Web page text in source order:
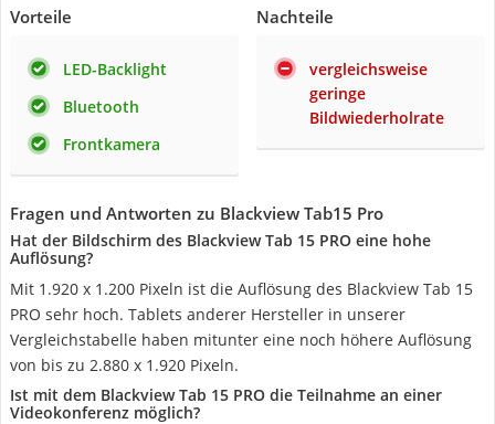
Vorteile
LED-Backlight
Bluetooth
Frontkamera
Nachteile
vergleichsweise
geringe
Bildwiederholrate
Fragen und Antworten zu Blackview Tab15 Pro
Hat der Bildschirm des Blackview Tab 15 PRO eine hohe
Auflösung?
Mit 1.920 x 1.200 Pixeln ist die Auflösung des Blackview Tab 15
PRO sehr hoch. Tablets anderer Hersteller in unserer
Vergleichstabelle haben mitunter eine noch höhere Auflösung
von bis zu 2.880 x 1.920 Pixeln.
Ist mit dem Blackview Tab 15 PRO die Teilnahme an einer
Videokonferenz möglich?